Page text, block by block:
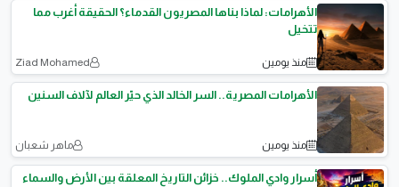
الأهرامات: لماذا بناها المصريون القدماء؟ الحقيقة أغرب مما
تتخيل
منذ يومين Ziad Mohamed
الأهرامات المصرية.. السر الخالد الذي حيّر العالم لآلاف السنين
منذ يومين ماهر شعبان
أسرار وادي الملوك.. خزائن التاريخ المعلقة بين الأرض والسماء